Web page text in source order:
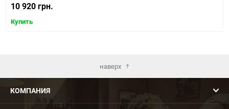
10 920 грн.
Купить
наверх
КОМПАНИЯ